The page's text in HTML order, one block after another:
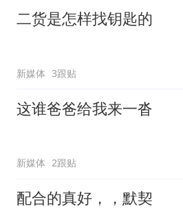
二货是怎样找钥匙的
新媒体 3跟贴
这谁爸爸给我来一沓
新媒体 2跟贴
配合的真好，，默契